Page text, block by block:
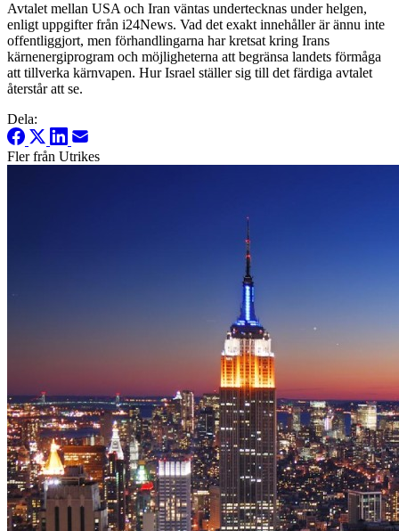
Avtalet mellan USA och Iran väntas undertecknas under helgen,
enligt uppgifter från i24News. Vad det exakt innehåller är ännu inte
offentliggjort, men förhandlingarna har kretsat kring Irans
kärnenergiprogram och möjligheterna att begränsa landets förmåga
att tillverka kärnvapen. Hur Israel ställer sig till det färdiga avtalet
återstår att se.
Dela:
Fler från Utrikes